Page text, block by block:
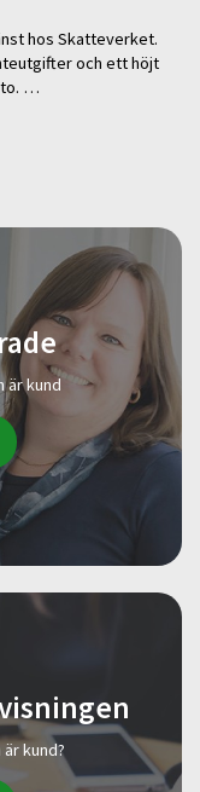
hos Skatteverket.
och ett höjt
…
är kund
kund?